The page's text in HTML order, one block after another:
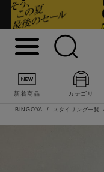
新着商品 カテゴリ
BINGOYA スタイリング一覧